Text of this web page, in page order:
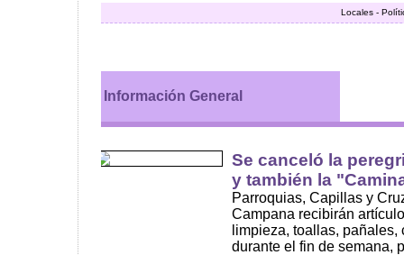
Locales -
Información General
Se canceló la
y también la
Parroquias, Capillas y
Campana recibirán
limpieza, toallas,
durante el fin de semana,